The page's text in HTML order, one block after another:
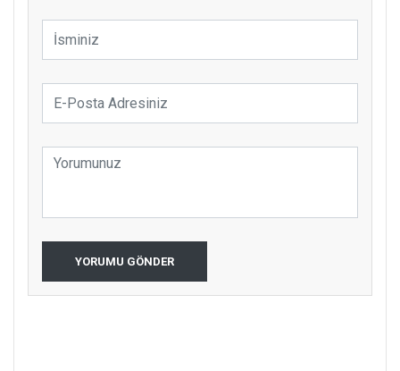
YORUMU GÖNDER